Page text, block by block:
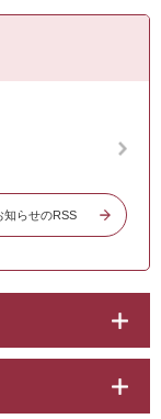
知らせのRSS